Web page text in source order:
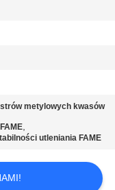
metylowych kwasów
,
utleniania FAME